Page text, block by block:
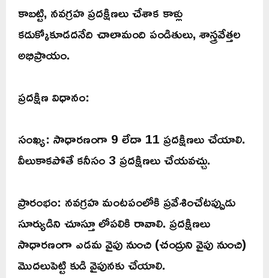
కాబట్టి, నవగ్రహ ప్రదక్షిణలు చేశాక కాళ్లు
కడుక్కోకూడదనేది చాలామంది పండితులు, శాస్త్రవేత్తల
అభిప్రాయం.
ప్రదక్షిణ విధానం:
సంఖ్య: సాధారణంగా 9 లేదా 11 ప్రదక్షిణలు చేయాలి.
వీలుకాకపోతే కనీసం 3 ప్రదక్షిణలు చేయవచ్చు.
ప్రారంభం: నవగ్రహ మంటపంలోకి ప్రవేశించేటప్పుడు
సూర్యుడిని చూస్తూ లోపలికి రావాలి. ప్రదక్షిణలు
సాధారణంగా ఎడమ వైపు నుంచి (చంద్రుని వైపు నుంచి)
మొదలుపెట్టి కుడి వైపునకు చేయాలి.